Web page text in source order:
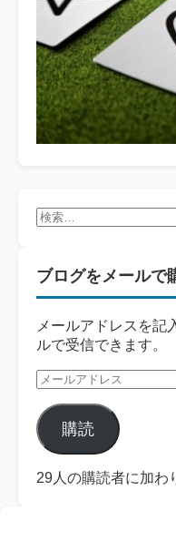
検
ブログをメールで
メールアドレスを記
ルで受信できます。
メ
ル
ア
ド
レ
購読
29人の購読者に加わ